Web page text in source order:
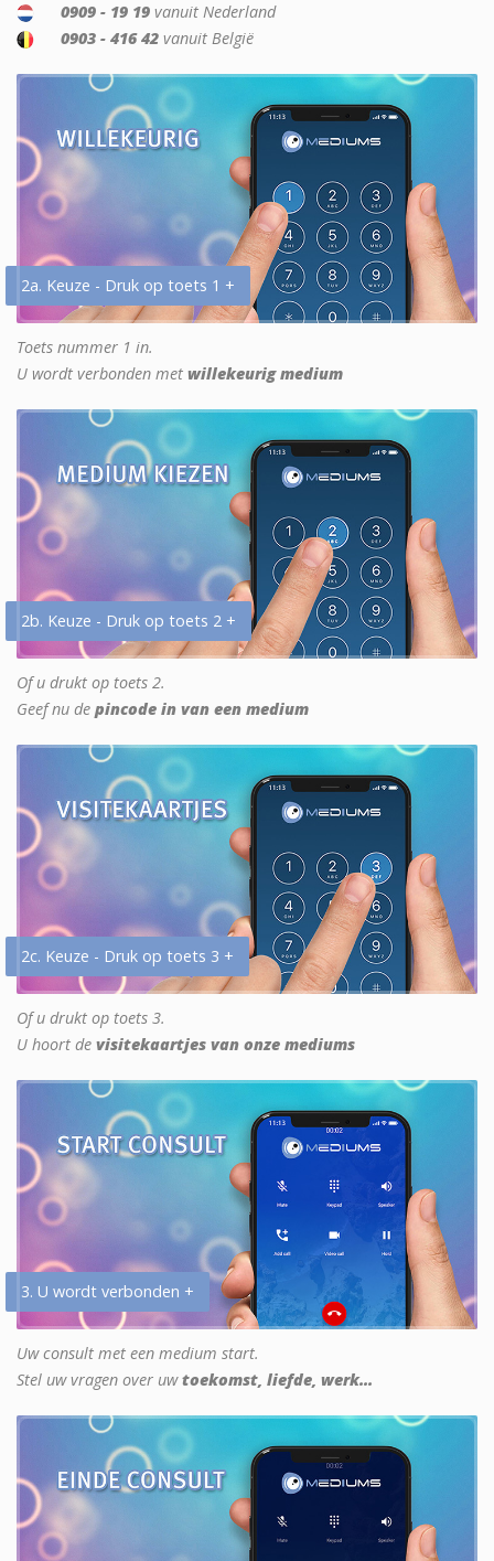
0909 - 19 19 vanuit Nederland
0903 - 416 42 vanuit België
2a. Keuze - Druk op toets 1 +
Toets nummer 1 in.
U wordt verbonden met willekeurig medium
2b. Keuze - Druk op toets 2 +
Of u drukt op toets 2.
Geef nu de pincode in van een medium
2c. Keuze - Druk op toets 3 +
Of u drukt op toets 3.
U hoort de visitekaartjes van onze mediums
3. U wordt verbonden +
Uw consult met een medium start.
Stel uw vragen over uwtoekomst, liefde, werk...